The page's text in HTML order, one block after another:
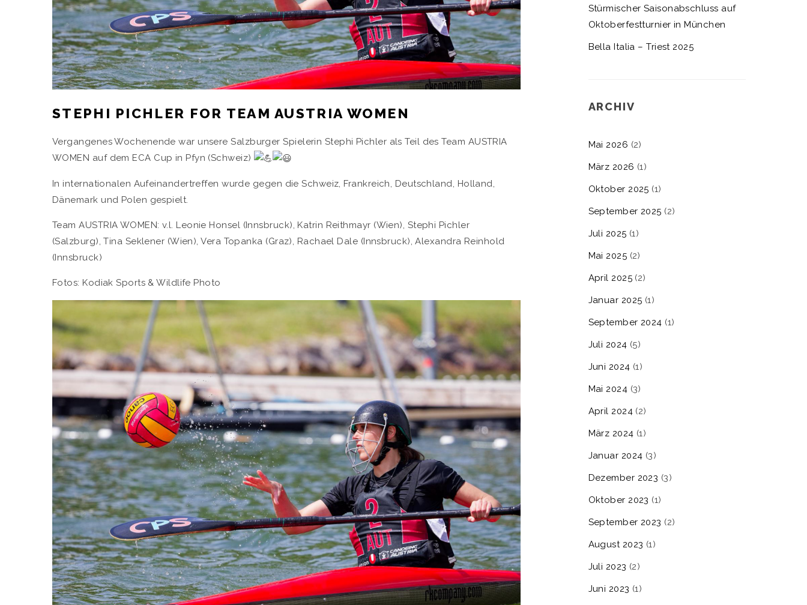
STEPHI PICHLER FOR TEAM AUSTRIA WOMEN
Vergangenes Wochenende war unsere Salzburger Spielerin Stephi Pichler als Teil des Team AUSTRIA
WOMEN auf dem ECA Cup in Pfyn (Schweiz)
In internationalen Aufeinandertreffen wurde gegen die Schweiz, Frankreich, Deutschland, Holland,
Dänemark und Polen gespielt.
Team AUSTRIA WOMEN: v.l. Leonie Honsel (Innsbruck), Katrin Reithmayr (Wien), Stephi Pichler
(Salzburg), Tina Seklener (Wien), Vera Topanka (Graz), Rachael Dale (Innsbruck), Alexandra Reinhold
(Innsbruck)
Fotos: Kodiak Sports & Wildlife Photo
Stürmischer Saisonabschluss auf
Oktoberfestturnier in München
Bella Italia – Triest 2025
ARCHIV
Mai 2026 (2)
März 2026 (1)
Oktober 2025 (1)
September 2025 (2)
Juli 2025 (1)
Mai 2025 (2)
April 2025 (2)
Januar 2025 (1)
September 2024 (1)
Juli 2024 (5)
Juni 2024 (1)
Mai 2024 (3)
April 2024 (2)
März 2024 (1)
Januar 2024 (3)
Dezember 2023 (3)
Oktober 2023 (1)
September 2023 (2)
August 2023 (1)
Juli 2023 (2)
Juni 2023 (1)